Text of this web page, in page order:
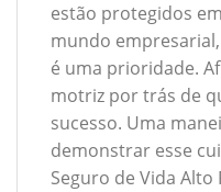
estão protegidos
mundo
é uma prioridade.
motriz por trás de
sucesso. Uma
demonstrar esse
Seguro de Vida